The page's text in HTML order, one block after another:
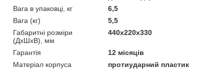
Вага в упаковці, кг
6,5
Вага (кг)
5,5
Габаритні розміри
(ДхШхВ), мм
440х220х330
Гарантія
12 місяців
Матеріал корпуса
протиударний пластик